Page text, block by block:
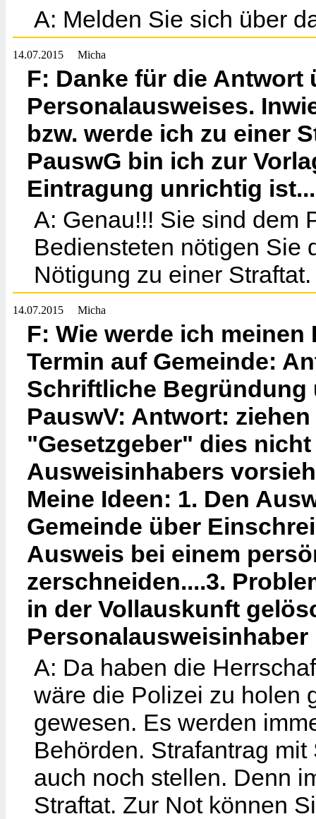
A: Melden Sie sich über
14.07.2015 Micha
F: Danke für die Antwort
Personalausweises.
bzw. werde ich zu einer
PauswG bin ich zur
Eintragung unrichtig
A: Genau!!! Sie sind dem
Bediensteten nötigen Sie
Nötigung zu einer Straftat.
14.07.2015 Micha
F: Wie werde ich
Termin auf Gemeinde:
Schriftliche Begründung
PauswV: Antwort:
"Gesetzgeber" dies
Ausweisinhabers
Meine Ideen: 1. Den
Gemeinde über
Ausweis bei einem
zerschneiden....3.
in der Vollauskunft
Personalausweisinhaber
A: Da haben die
wäre die Polizei zu holen
gewesen. Es werden
Behörden. Strafantrag
auch noch stellen. Denn
Straftat. Zur Not können